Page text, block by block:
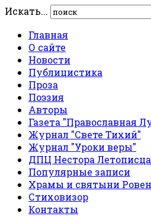
Искать...
Главная
О сайте
Новости
Публицистика
Проза
Поэзия
Авторы
Газета "Православная
Журнал "Свете Тихий"
Журнал "Уроки веры"
ДПЦ Нестора Летописца
Популярные записи
Храмы и святыни
Стиховизор
Контакты